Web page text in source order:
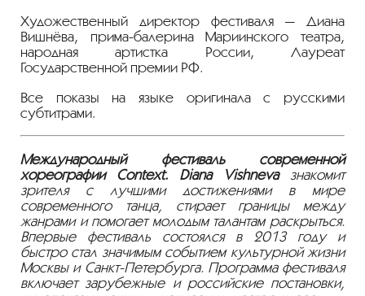
Художественный директор фестиваля — Диана
Вишнёва, прима-балерина Мариинского театра,
народная артистка России, Лауреат
Государственной премии РФ.
Все показы на языке оригинала с русскими
субтитрами.
Международный фестиваль современной
хореографии Context. Diana Vishnevaзнакомит
зрителя с лучшими достижениями в мире
современного танца, стирает границы между
жанрами и помогает молодым талантам раскрыться.
Впервые фестиваль состоялся в 2013 году и
быстро стал значимым событием культурной жизни
Москвы и Санкт-Петербурга. Программа фестиваля
включает зарубежные и российские постановки,